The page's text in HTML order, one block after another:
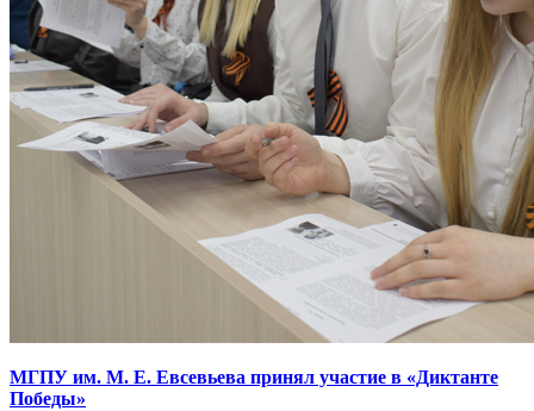
МГПУ им. М. Е. Евсевьева принял участие в «Диктанте
Победы»